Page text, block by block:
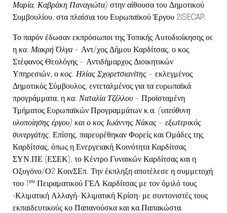
Μαρία, Καβράκη Παναγιώτα) στην αίθουσα του Δημοτικού
Συμβουλίου, στα πλαίσια του Ευρωπαϊκού Έργου 2ISECAP.
Το παρόν έδωσαν εκπρόσωποι της Τοπικής Αυτοδιοίκησης οι:
η κα. Μακρή Όλγα– Αντ/χος Δήμου Καρδίτσας, ο κος
Στέφανος Θεολόγης – Αντιδήμαρχος Διοικητικών
Υπηρεσιών, ο κος. Ηλίας Σχορετσιανίτης – εκλεγμένος
Δημοτικός Σύμβουλος, εντεταλμένος για τα ευρωπαϊκά
προγράμματα, η κα. Ναταλία Τζέλλου – Προϊσταμένη
Τμήματος Ευρωπαϊκών Προγραμμάτων κ.α. (υπεύθυνη
υλοποίησης έργου) και ο κος Ιωάννης Νάκας – εξωτερικός
συνεργάτης. Επίσης, παρευρέθηκαν Φορείς και Ομάδες της
Καρδίτσας, όπως η Ενεργειακή Κοινότητα Καρδίτσας
ΣΥΝ.ΠΕ (ΕΣΕΚ), το Κέντρο Γυναικών Καρδίτσας και η
Οξυγόνο/Ο2 ΚοινΣΕπ. Την έκπληξη αποτέλεσε η συμμετοχή
του 1 ου Πειραματικού ΓΕΛ Καρδίτσας με τον όμιλό τους
«Κλιματική Αλλαγή-Κλιματική Κρίση» με συντονιστές τους
εκπαιδευτικούς κο.Παπανούσκα και κα.Παπακώστα.